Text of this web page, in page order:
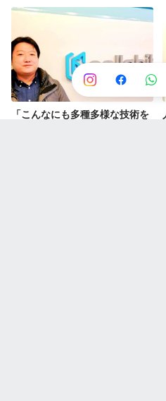
「こんなにも多種多様な技術を